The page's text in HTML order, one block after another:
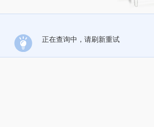
正在查询中，请刷新重试